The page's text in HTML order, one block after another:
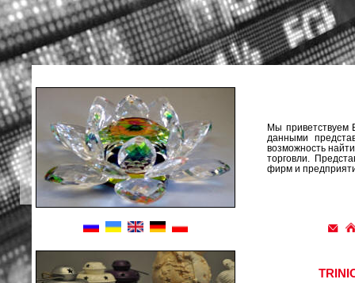
Мы приветствуем
данными
возможность
торговли.
фирм и